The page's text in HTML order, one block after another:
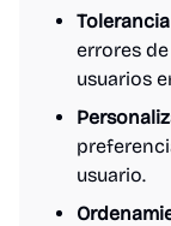
errores
usuarios
usuario.